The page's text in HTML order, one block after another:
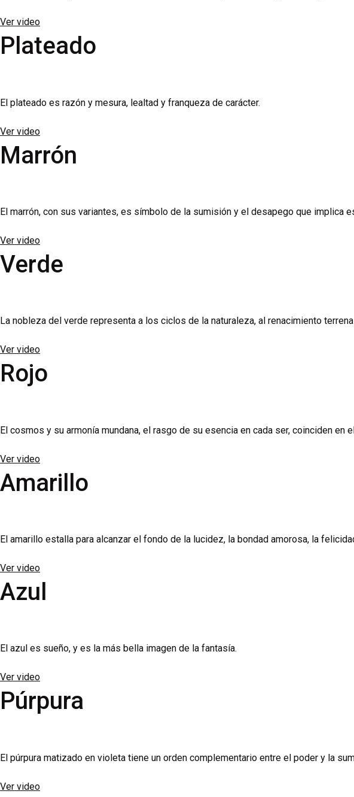
Ver video
Plateado
El plateado es razón y mesura, lealtad y franqueza de carácter.
Ver video
Marrón
El marrón, con sus variantes, es símbolo de la sumisión y el desapego que implica
Ver video
Verde
La nobleza del verde representa a los ciclos de la naturaleza, al renacimiento
Ver video
Rojo
El cosmos y su armonía mundana, el rasgo de su esencia en cada ser, coinciden
Ver video
Amarillo
El amarillo estalla para alcanzar el fondo de la lucidez, la bondad amorosa, la
Ver video
Azul
El azul es sueño, y es la más bella imagen de la fantasía.
Ver video
Púrpura
El púrpura matizado en violeta tiene un orden complementario entre el poder y la
Ver video